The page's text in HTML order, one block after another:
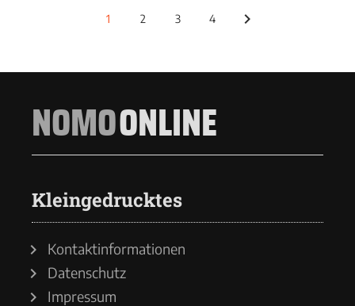
1 2 3 4
NOMOONLINE
Kleingedrucktes
Kontaktinformationen
Datenschutz
Impressum